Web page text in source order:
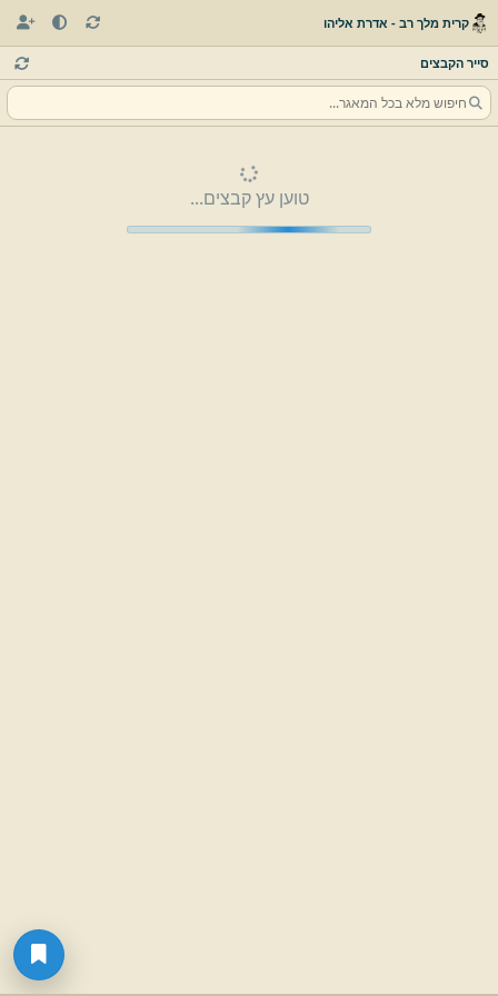
קרית מלך רב - אדרת אליהו
סייר הקבצים
טוען עץ קבצים...